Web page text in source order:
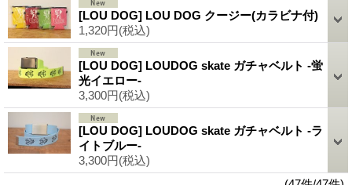
[LOU DOG] LOU DOG クージー(カラビナ付)
1,320円(税込)
[LOU DOG] LOUDOG skate ガチャベルト -蛍
光イエロー-
3,300円(税込)
[LOU DOG] LOUDOG skate ガチャベルト -ラ
イトブルー-
3,300円(税込)